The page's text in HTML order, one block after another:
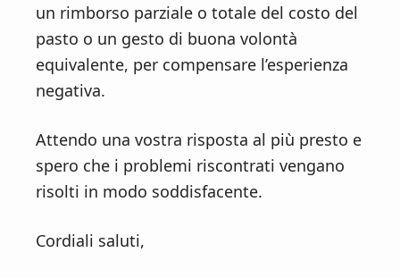
un rimborso parziale o totale del costo del
pasto o un gesto di buona volontà
equivalente, per compensare l’esperienza
negativa.
Attendo una vostra risposta al più presto e
spero che i problemi riscontrati vengano
risolti in modo soddisfacente.
Cordiali saluti,